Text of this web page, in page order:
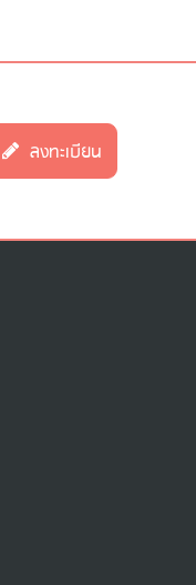
ลงทะเบียน